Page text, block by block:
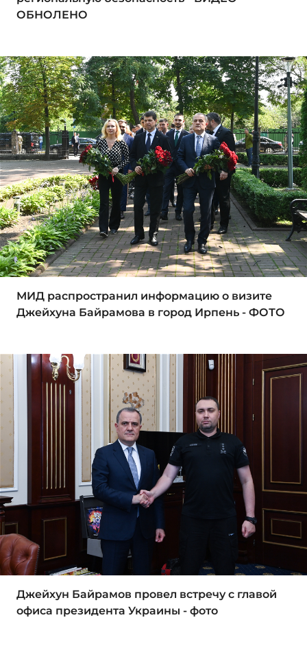
ОБНОЛЕНО
МИД распространил информацию о визите
Джейхуна Байрамова в город Ирпень - ФОТО
Джейхун Байрамов провел встречу с главой
офиса президента Украины - фото